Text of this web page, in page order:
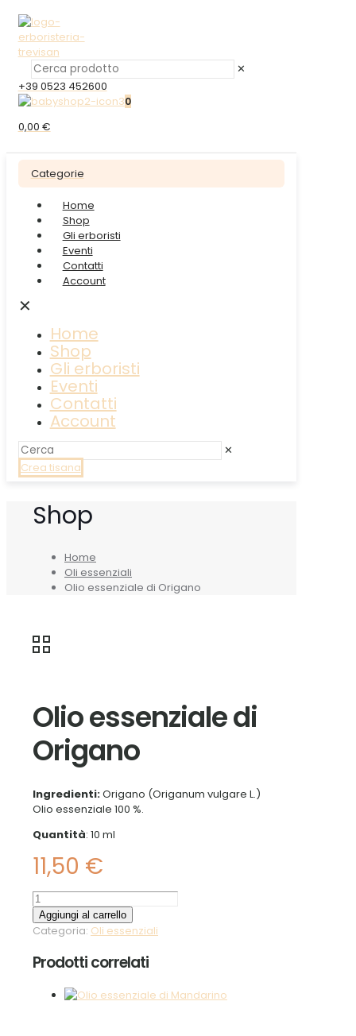
✕
+39 0523 452600
0
0,00 €
Categorie
Home
Shop
Gli erboristi
Eventi
Contatti
Account
✕
Home
Shop
Gli erboristi
Eventi
Contatti
Account
✕
Crea tisana
Shop
Home
Oli essenziali
Olio essenziale di Origano
Olio essenziale di
Origano
Ingredienti:Origano (Origanum vulgare L.)
Olio essenziale 100 %.
Quantità: 10 ml
11,50 €
Olio
essenziale
di
quantità
Aggiungi al carrello
Categoria: Oli essenziali
Prodotti correlati